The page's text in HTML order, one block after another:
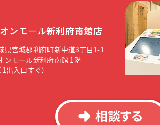
ンモール新利府南館店
県宮城郡利府町新中道3丁目1-1
ンモール新利府南館 1階
出入口すぐ）